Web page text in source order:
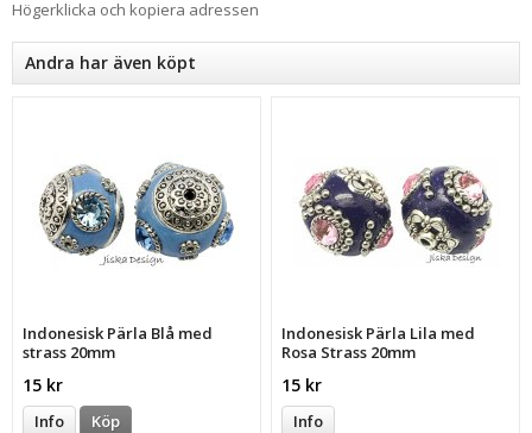
Högerklicka och kopiera adressen
Andra har även köpt
Indonesisk Pärla Blå med
strass 20mm
15 kr
Info Köp
Indonesisk Pärla Lila med
Rosa Strass 20mm
15 kr
Info